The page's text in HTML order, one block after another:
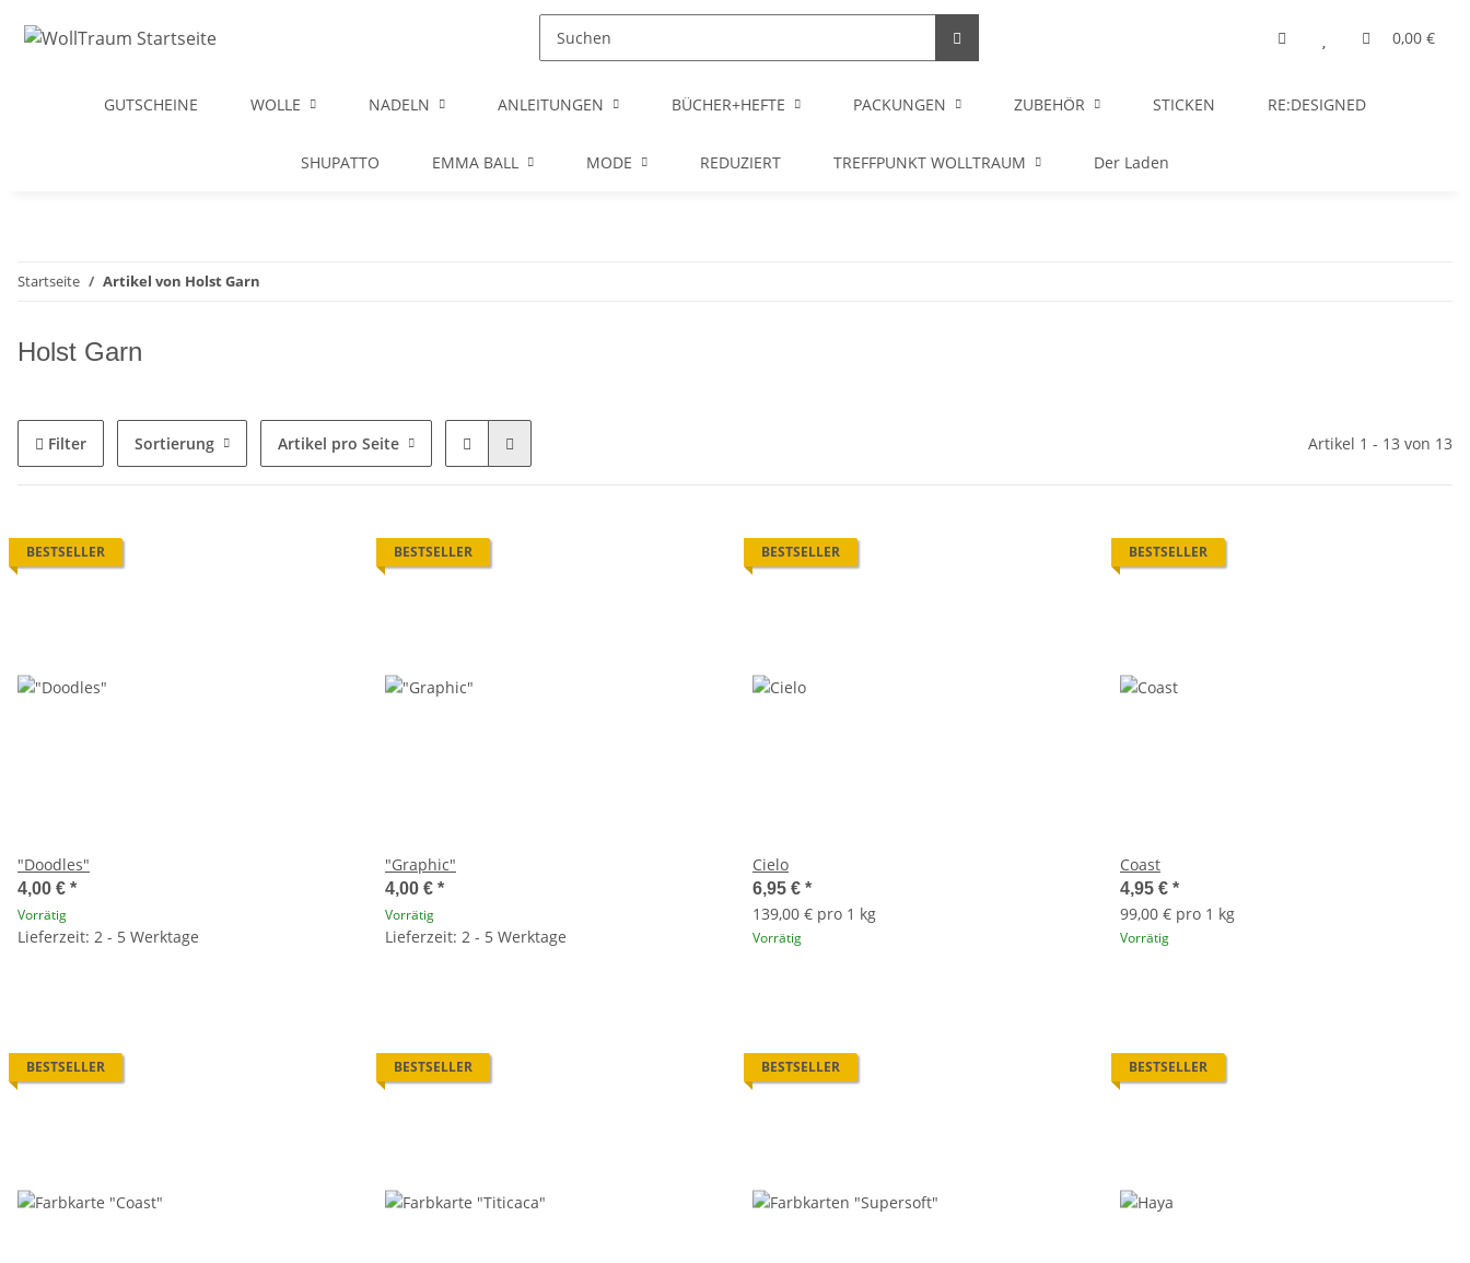
0,00 €
GUTSCHEINE WOLLE NADELN ANLEITUNGEN BÜCHER+HEFTE PACKUNGEN ZUBEHÖR STICKEN RE:DESIGNED
SHUPATTO EMMA BALL MODE REDUZIERT TREFFPUNKT WOLLTRAUM Der Laden
Startseite Artikel von Holst Garn
Holst Garn
Filter Sortierung Artikel pro Seite Artikel 1 - 13 von 13
BESTSELLER
"Doodles"
4,00 € *
Vorrätig
Lieferzeit: 2 - 5 Werktage
BESTSELLER
"Graphic"
4,00 € *
Vorrätig
Lieferzeit: 2 - 5 Werktage
BESTSELLER
Cielo
6,95 € *
139,00 € pro 1 kg
Vorrätig
BESTSELLER
Coast
4,95 € *
99,00 € pro 1 kg
Vorrätig
BESTSELLER BESTSELLER BESTSELLER BESTSELLER